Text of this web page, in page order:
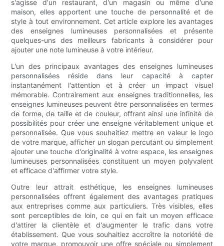
s'agisse d'un restaurant, d'un magasin ou même d'une
maison, elles apportent une touche de personnalité et de
style à tout environnement. Cet article explore les avantages
des enseignes lumineuses personnalisées et présente
quelques-uns des meilleurs fabricants à considérer pour
ajouter une note lumineuse à votre intérieur.
L'un des principaux avantages des enseignes lumineuses
personnalisées réside dans leur capacité à capter
instantanément l'attention et à créer un impact visuel
mémorable. Contrairement aux enseignes traditionnelles, les
enseignes lumineuses peuvent être personnalisées en termes
de forme, de taille et de couleur, offrant ainsi une infinité de
possibilités pour créer une enseigne véritablement unique et
personnalisée. Que vous souhaitiez mettre en valeur le logo
de votre marque, afficher un slogan percutant ou simplement
ajouter une touche d'originalité à votre espace, les enseignes
lumineuses personnalisées constituent un moyen polyvalent
et efficace d'affirmer votre style.
Outre leur attrait esthétique, les enseignes lumineuses
personnalisées offrent également des avantages pratiques
aux entreprises comme aux particuliers. Très visibles, elles
sont perceptibles de loin, ce qui en fait un moyen efficace
d'attirer la clientèle et d'augmenter le trafic dans votre
établissement. Que vous souhaitiez accroître la notoriété de
votre marque, promouvoir une offre spéciale ou simplement